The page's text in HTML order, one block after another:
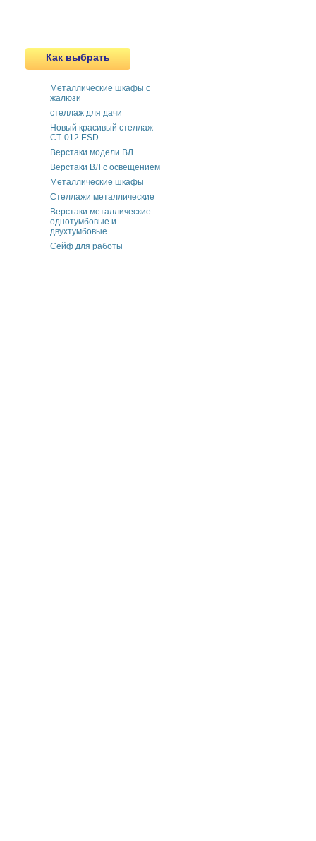
Как выбрать
Металлические шкафы с
жалюзи
cтеллаж для дачи
Новый красивый стеллаж
СТ-012 ESD
Верстаки модели ВЛ
Верстаки ВЛ с освещением
Металлические шкафы
Стеллажи металлические
Верстаки металлические
однотумбовые и
двухтумбовые
Сейф для работы